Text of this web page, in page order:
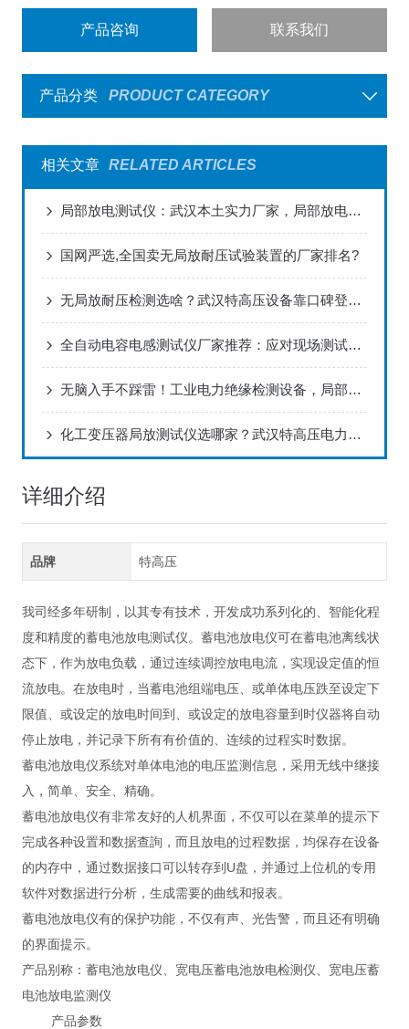
产品咨询 联系我们
产品分类 PRODUCT CATEGORY
相关文章 RELATED ARTICLES
局部放电测试仪：武汉本土实力厂家，局部放电测试仪的精准捕捉
国网严选,全国卖无局放耐压试验装置的厂家排名?
无局放耐压检测选啥？武汉特高压设备靠口碑登品牌榜！
全自动电容电感测试仪厂家推荐：应对现场测试挑战的智能化方案
无脑入手不踩雷！工业电力绝缘检测设备，局部放电测试系统适配复杂工况
化工变压器局放测试仪选哪家？武汉特高压电力口碑靠前
详细介绍
品牌 特高压
我司经多年研制，以其专有技术，开发成功系列化的、智能化程
度和精度的蓄电池放电测试仪。蓄电池放电仪可在蓄电池离线状
态下，作为放电负载，通过连续调控放电电流，实现设定值的恒
流放电。在放电时，当蓄电池组端电压、或单体电压跌至设定下
限值、或设定的放电时间到、或设定的放电容量到时仪器将自动
停止放电，并记录下所有有价值的、连续的过程实时数据。
蓄电池放电仪系统对单体电池的电压监测信息，采用无线中继接
入，简单、安全、精确。
蓄电池放电仪有非常友好的人机界面，不仅可以在菜单的提示下
完成各种设置和数据查詢，而且放电的过程数据，均保存在设备
的内存中，通过数据接口可以转存到U盘，并通过上位机的专用
软件对数据进行分析，生成需要的曲线和报表。
蓄电池放电仪有的保护功能，不仅有声、光告警，而且还有明确
的界面提示。
产品别称：蓄电池放电仪、宽电压蓄电池放电检测仪、宽电压蓄
电池放电监测仪
产品参数